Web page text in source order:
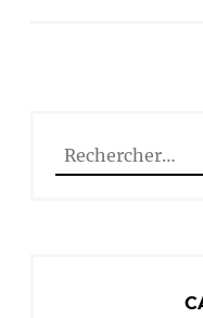
Rechercher :